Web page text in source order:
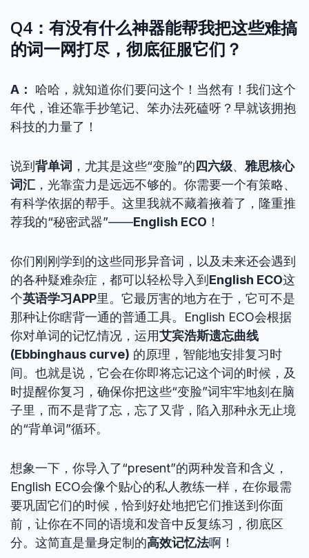
Q4：有没有什么神器能帮我把这些难搞
的词一网打尽，彻底征服它们？
A：
哈哈，就知道你们要问这个！当然有！我们这个
年代，谁还靠手抄笔记、笨办法死磕呀？早就该拥抱
科技的力量了！
说到 背单词 ，尤其是这些“变脸”的 四六级、 雅思核心
词汇 ，光靠蛮力是远远不够的。你需要一个有策略、
有科学依据的帮手。这里我就不藏着掖着了，隆重推
荐我的“秘密武器”——English ECO ！
你们刚刚学到的这些同形异音词，以及未来还会遇到
的各种疑难杂症，都可以轻松导入到 English ECO这
个英语学习APP里。它最厉害的地方在于，它可不是
那种让你瞎背一通的普通工具。English ECO会根据
你对单词的记忆情况，运用艾宾浩斯遗忘曲线
(Ebbinghaus curve) 的原理，智能地安排复习时
间。也就是说，它会在你即将忘记这个词的时候，及
时提醒你复习，确保你把这些“变脸”词牢牢地刻在脑
子里，而不是背了忘，忘了又背，陷入那种永无止境
的“背单词”循环。
想象一下，你导入了“present”的两种发音和含义，
English ECO会像个贴心的私人教练一样，在你最需
要巩固它们的时候，恰到好处地把它们推送到你面
前，让你在不同的语境和发音中反复练习，彻底区
分。这简直是量身定制的高效记忆法啊！